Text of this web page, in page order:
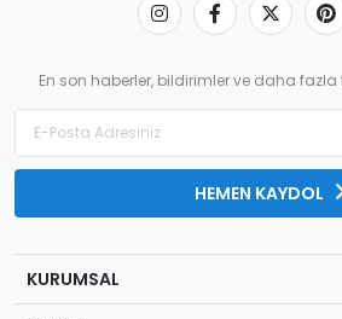
En son haberler, bildirimler ve daha
HEMEN KAYDOL
KURUMSAL